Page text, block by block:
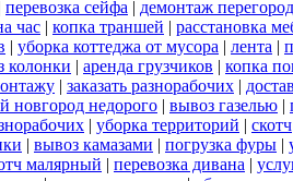
перевозка сейфа | демонтаж
час | копка траншей | расстановка
| уборка коттеджа от мусора | лента |
колонки | аренда грузчиков | копка
| заказать разнорабочих |
новгород недорого | вывоз газелью |
| уборка территорий | скотч
| вывоз камазами | погрузка фуры |
малярный | перевозка дивана |